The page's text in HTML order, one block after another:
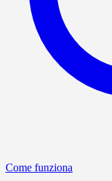
Come funziona